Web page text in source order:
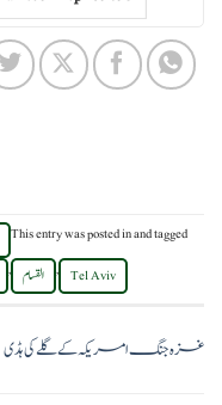
This entry was posted inand tagged
Tel Aviv
, القسام ,
غزہ جنگ امریکہ کے گلے کی ہڈی